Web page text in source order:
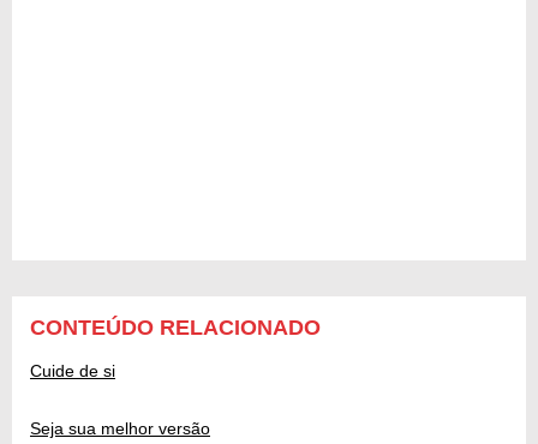
CONTEÚDO RELACIONADO
Cuide de si
Seja sua melhor versão